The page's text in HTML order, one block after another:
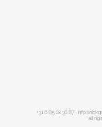
+31 6 85 02 36 87 ·
all